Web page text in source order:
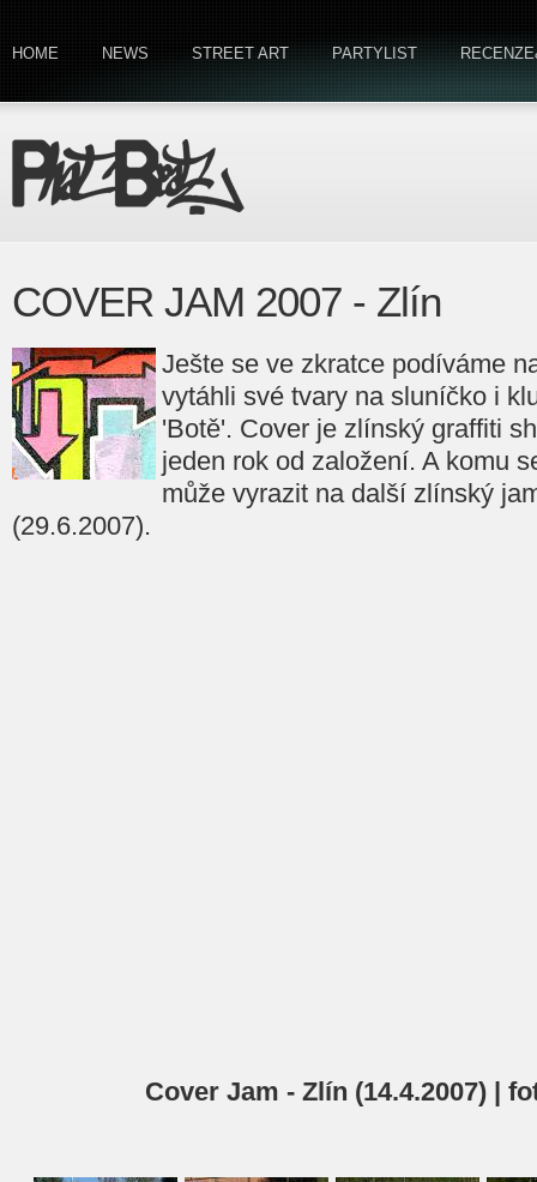
HOME NEWS STREET ART PARTYLIST
COVER JAM 2007 - Zlín
Ješte se ve zkratce podíváme
vytáhli své tvary na sluníčko i
'Botě'. Cover je zlínský graffiti
jeden rok od založení. A komu
může vyrazit na další zlínský
(29.6.2007).
Cover Jam - Zlín (14.4.2007) |